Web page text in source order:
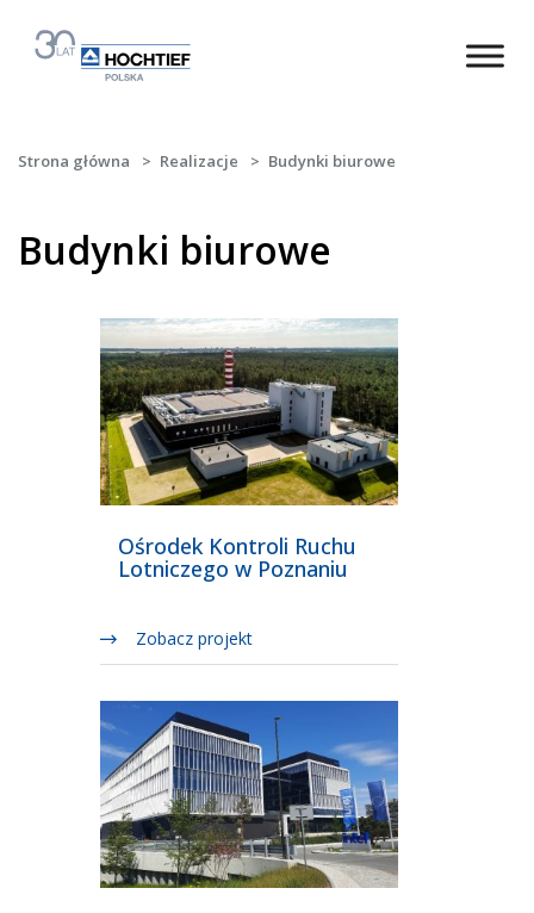
Strona główna > Realizacje > Budynki biurowe
Budynki biurowe
Ośrodek Kontroli Ruchu
Lotniczego w Poznaniu
Zobacz projekt